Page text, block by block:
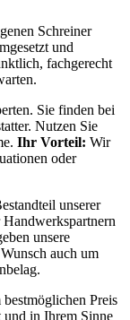
Schreiner
und
fachgerecht
Sie finden bei
Nutzen Sie
Ihr Vorteil: Wir
oder
unserer
unsere
auch um
Preis
und in Ihrem Sinne